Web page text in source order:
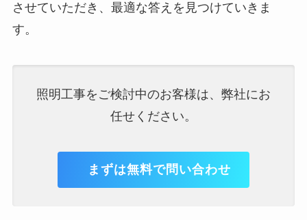
させていただき、最適な答えを見つけていきま
す。
照明工事をご検討中のお客様は、弊社にお
任せください。
まずは無料で問い合わせ